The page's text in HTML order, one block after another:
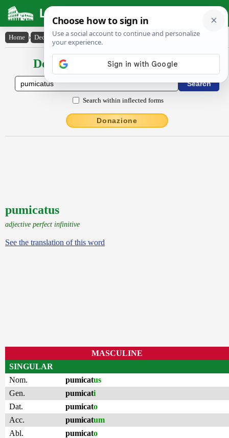
Latin Dictionary
Home › Declensions / Conjugations › pumicatus
Declensions / Conjugations latin
Search within inflected forms
Donazione
pumicatus
adjective perfect infinitive
See the translation of this word
MASCULINE
SINGULAR
Nom.
pumicatus
Gen.
pumicati
Dat.
pumicato
Acc.
pumicatum
Abl.
pumicato